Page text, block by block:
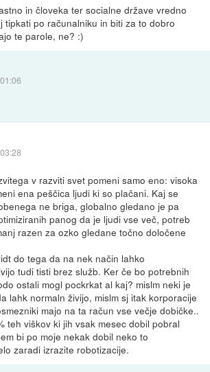
in človeka ter socialne države vredno
tipkati po računalniku in biti za to dobro
te parole, ne? :)
v razviti svet pomeni samo eno: visoka
ena peščica ljudi ki so plačani. Kaj se
ne briga, globalno gledano je pa
panog da je ljudi vse več, potreb
razen za ozko gledane točno določene
do tega da na nek način lahko
tudi tisti brez služb. Ker če bo potrebnih
ostali mogl pockrkat al kaj? mislm neki je
lahk normaln živijo, mislm sj itak korporacije
majo na ta račun vse večje dobičke..
teh viškov ki jih vsak mesec dobil pobral
bi po moje nekak dobil neko to
zaradi izrazite robotizacije.